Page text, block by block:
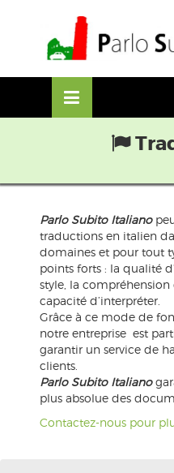
Parlo Subito Italiano
traductions en italien
domaines et pour tout
points forts : la qualité
style, la compréhension
capacité d’interpréter.
Grâce à ce mode de
notre entreprise est
garantir un service de
clients.
Parlo Subito Italiano
plus absolue des
Contactez-nous pour